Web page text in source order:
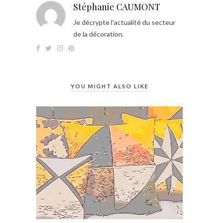
Stéphanie CAUMONT
Je décrypte l'actualité du secteur
de la décoration.
YOU MIGHT ALSO LIKE